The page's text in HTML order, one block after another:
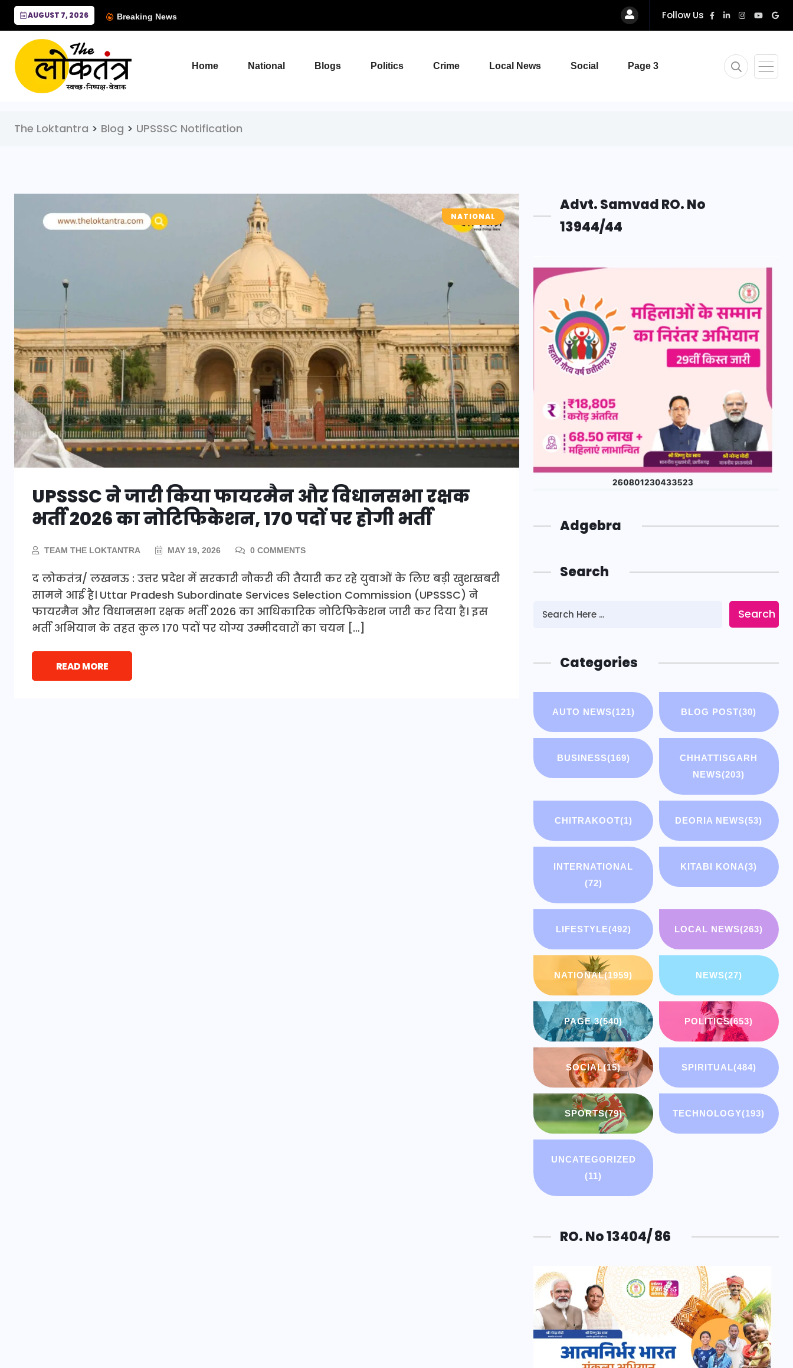
AUGUST 7, 2026 Breaking News Follow Us
Home National Blogs Politics Crime Local News Social Page 3
The Loktantra > Blog > UPSSSC Notification
NATIONAL
UPSSSC ने जारी किया फायरमैन और विधानसभा रक्षक
भर्ती 2026 का नोटिफिकेशन, 170 पदों पर होगी भर्ती
TEAM THE LOKTANTRA MAY 19, 2026 0 COMMENTS
द लोकतंत्र/ लखनऊ : उत्तर प्रदेश में सरकारी नौकरी की तैयारी कर रहे युवाओं के लिए बड़ी खुशखबरी
सामने आई है। Uttar Pradesh Subordinate Services Selection Commission (UPSSSC) ने
फायरमैन और विधानसभा रक्षक भर्ती 2026 का आधिकारिक नोटिफिकेशन जारी कर दिया है। इस
भर्ती अभियान के तहत कुल 170 पदों पर योग्य उम्मीदवारों का चयन […]
READ MORE
Advt. Samvad RO. No
13944/44
Adgebra
Search
Search
Categories
AUTO NEWS(121) BLOG POST(30)
BUSINESS(169)
CHHATTISGARH
NEWS(203)
CHITRAKOOT(1) DEORIA NEWS(53)
INTERNATIONAL
(72)
KITABI KONA(3)
LIFESTYLE(492) LOCAL NEWS(263)
NATIONAL(1959) NEWS(27)
PAGE 3(540) POLITICS(653)
SOCIAL(15) SPIRITUAL(484)
SPORTS(79) TECHNOLOGY(193)
UNCATEGORIZED
(11)
RO. No 13404/ 86